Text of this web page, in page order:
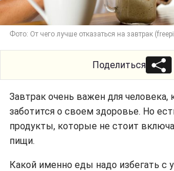
Фото: От чего лучше отказаться на завтрак
Поделиться
Завтрак очень важен для человека,
заботится о своем здоровье. Но
продукты, которые не стоит
пищи.
Какой именно еды надо избегать с